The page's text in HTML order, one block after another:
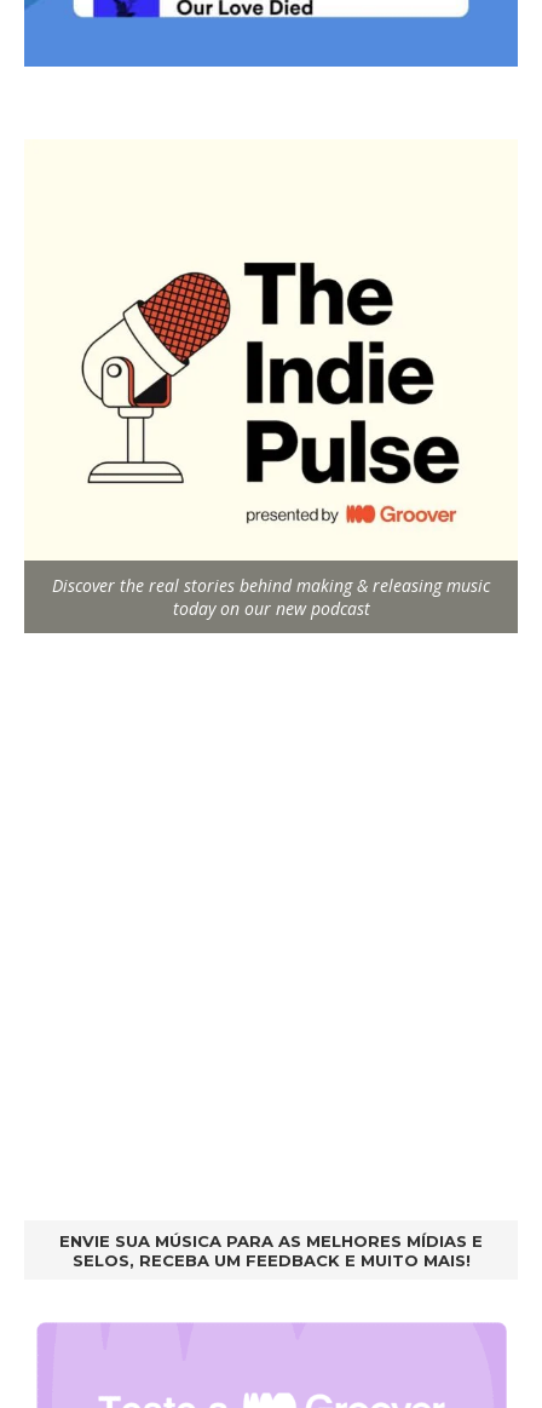
Discover the real stories behind making & releasing music
today on our new podcast
ENVIE SUA MÚSICA PARA AS MELHORES MÍDIAS E
SELOS, RECEBA UM FEEDBACK E MUITO MAIS!